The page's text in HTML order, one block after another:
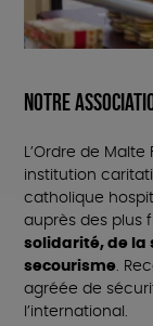
Notre
L’Ordre de
institution
catholique
auprès des plus
solidarité, de la
secourisme.
agréée de
l’international.